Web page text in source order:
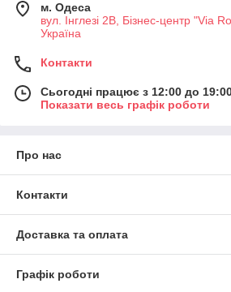
м. Одеса
вул. Інглезі 2В, Бізнес-центр "Via
Україна
Контакти
Сьогодні працює з 12:00 до
Показати весь графік роботи
Про нас
Контакти
Доставка та оплата
Графік роботи